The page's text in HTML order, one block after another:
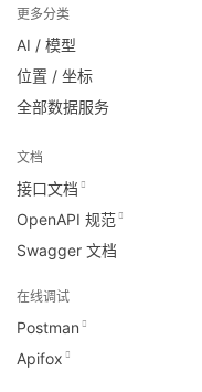
更多分类
AI / 模型
位置 / 坐标
全部数据服务
文档
接口文档
OpenAPI 规范
Swagger 文档
在线调试
Postman
Apifox